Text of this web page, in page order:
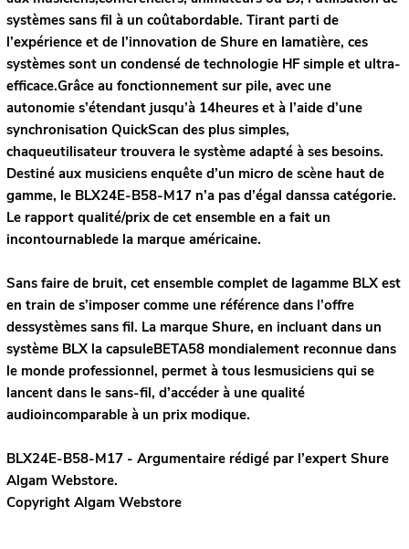
systèmes sans fil à un coûtabordable. Tirant parti de
l’expérience et de l’innovation de Shure en lamatière, ces
systèmes sont un condensé de technologie HF simple et ultra-
efficace.Grâce au fonctionnement sur pile, avec une
autonomie s’étendant jusqu’à 14heures et à l’aide d’une
synchronisation QuickScan des plus simples,
chaqueutilisateur trouvera le système adapté à ses besoins.
Destiné aux musiciens enquête d’un micro de scène haut de
gamme, le BLX24E-B58-M17 n’a pas d’égal danssa catégorie.
Le rapport qualité/prix de cet ensemble en a fait un
incontournablede la marque américaine.
Sans faire de bruit, cet ensemble complet de lagamme BLX est
en train de s’imposer comme une référence dans l’offre
dessystèmes sans fil. La marque Shure, en incluant dans un
système BLX la capsuleBETA58 mondialement reconnue dans
le monde professionnel, permet à tous lesmusiciens qui se
lancent dans le sans-fil, d’accéder à une qualité
audioincomparable à un prix modique.
BLX24E-B58-M17 - Argumentaire rédigé par l’expert Shure
Algam Webstore.
Copyright Algam Webstore